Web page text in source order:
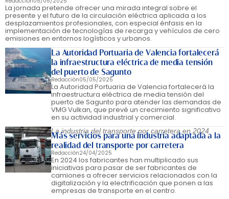
La jornada pretende ofrecer una mirada integral sobre el
presente y el futuro de la circulación eléctrica aplicada a los
desplazamientos profesionales, con especial énfasis en la
implementación de tecnologías de recarga y vehículos de cero
emisiones en entornos logísticos y urbanos.
La Autoridad Portuaria de Valencia fortalecerá
la infraestructura eléctrica de media tensión
del puerto de Sagunto
Redacción05/05/2025
La Autoridad Portuaria de Valencia fortalecerá la
infraestructura eléctrica de media tensión del
puerto de Sagunto para atender las demandas de
VMG Vulkan, que prevé un crecimiento significativo
en su actividad industrial y comercial.
La industria del transporte por carretera en 2024
Más servicios para una industria adaptada a la
realidad del transporte por carretera
Redacción24/04/2025
En 2024 los fabricantes han multiplicado sus
iniciativas para pasar de ser fabricantes de
camiones a ofrecer servicios relacionados con la
digitalización y la electrificación que ponen a las
empresas de transporte en el centro.